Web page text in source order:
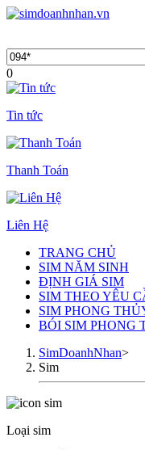
0
Tin tức
Thanh Toán
Liên Hệ
TRANG CHỦ
SIM NĂM SINH
ĐỊNH GIÁ SIM
SIM THEO YÊU
SIM PHONG
BÓI SIM PHONG
SimDoanhNhan>
Sim
Loại sim